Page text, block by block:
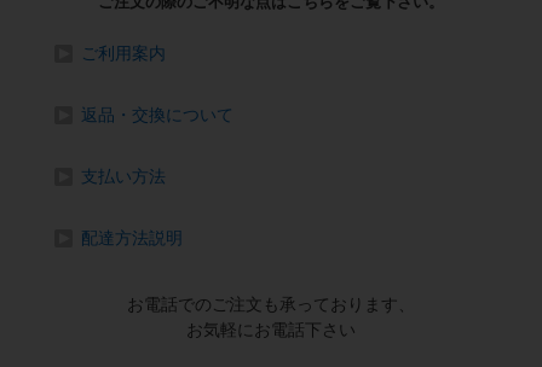
ご利用案内
返品・交換について
支払い方法
配達方法説明
お電話でのご注文も承っております、
お気軽にお電話下さい